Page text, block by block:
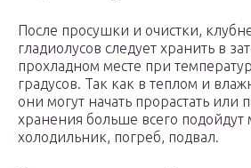
После просушки и очистки,
гладиолусов следует хранить в
прохладном месте при
градусов. Так как в теплом и
они могут начать прорастать или
хранения больше всего подойдут
холодильник, погреб, подвал.